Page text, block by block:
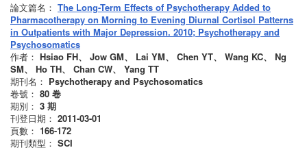
論文篇名： The Long-Term Effects of Psychotherapy Added to
Pharmacotherapy on Morning to Evening Diurnal Cortisol Patterns
in Outpatients with Major Depression. 2010; Psychotherapy and
Psychosomatics
作者： Hsiao FH、 Jow GM、 Lai YM、 Chen YT、 Wang KC、 Ng
SM、 Ho TH、 Chan CW、 Yang TT
期刊名： Psychotherapy and Psychosomatics
卷號： 80 卷
期別： 3 期
刊登日期： 2011-03-01
頁數： 166-172
期刊類型： SCI